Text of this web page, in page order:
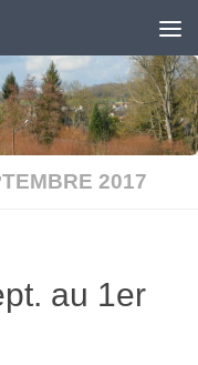
2017
au 1er